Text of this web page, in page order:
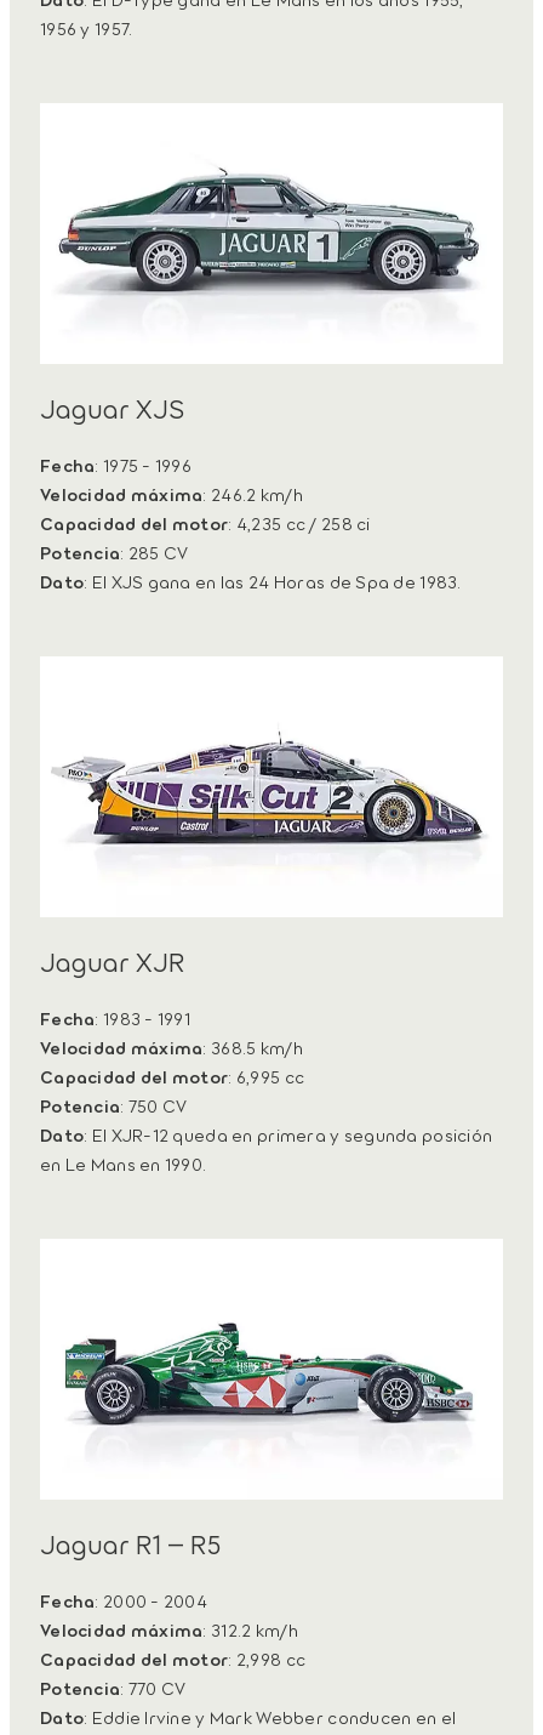
1956 y 1957.
Jaguar XJS
Fecha: 1975 - 1996
Velocidad máxima: 246.2 km/h
Capacidad del motor: 4,235 cc / 258 ci
Potencia: 285 CV
Dato: El XJS gana en las 24 Horas de Spa de 1983.
Jaguar XJR
Fecha: 1983 - 1991
Velocidad máxima: 368.5 km/h
Capacidad del motor: 6,995 cc
Potencia: 750 CV
Dato: El XJR-12 queda en primera y segunda posición
en Le Mans en 1990.
Jaguar R1 – R5
Fecha: 2000 - 2004
Velocidad máxima: 312.2 km/h
Capacidad del motor: 2,998 cc
Potencia: 770 CV
Dato: Eddie Irvine y Mark Webber conducen en el